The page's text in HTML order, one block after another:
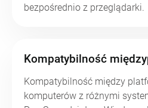
bezpośrednio z przeglądarki.
Kompatybilność
Kompatybilność między
komputerów z różnymi